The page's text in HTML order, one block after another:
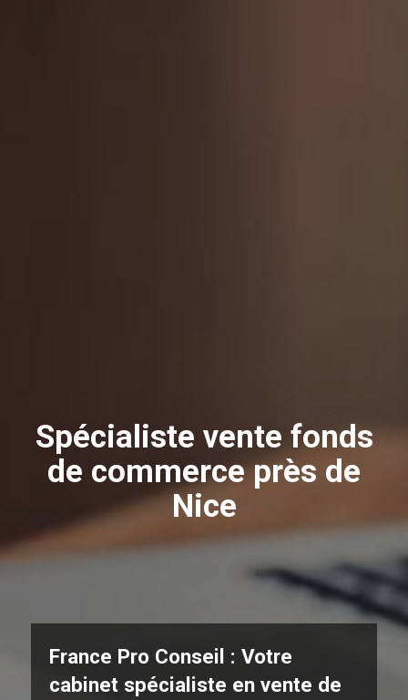
Spécialiste vente fonds
de commerce près de
Nice
France Pro Conseil : Votre
cabinet spécialiste en vente de